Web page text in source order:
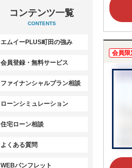
会員限
コンテンツ一覧
CONTENTS
エムイーPLUS町田の強み
会員登録・無料サービス
ファイナンシャルプラン相談
ローンシミュレーション
住宅ローン相談
よくある質問
WEBパンフレット